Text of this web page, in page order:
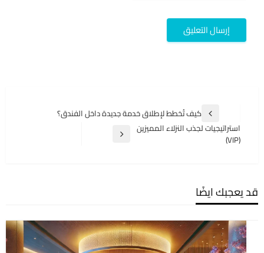
المقالات
المقالة
السابقة
كيف تُخطط لإطلاق خدمة جديدة داخل الفندق؟
المقالة
استراتيجيات لجذب النزلاء المميزين
(VIP)
قد يعجبك ايضًا